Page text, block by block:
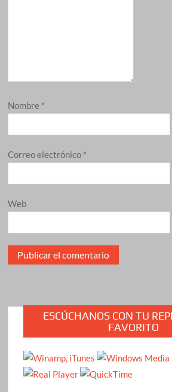
Nombre *
Correo electrónico *
Web
ESCÚCHANOS CON TU
FAVORITO